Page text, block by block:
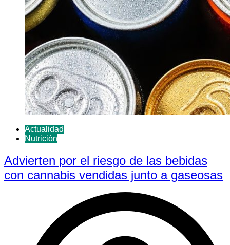
Actualidad
Nutrición
Advierten por el riesgo de las bebidas
con cannabis vendidas junto a gaseosas